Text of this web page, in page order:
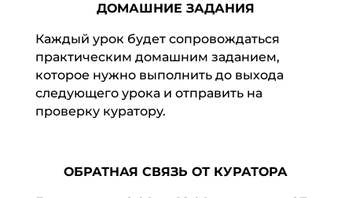
ДОМАШНИЕ ЗАДАНИЯ
Каждый урок будет сопровождаться
практическим домашним заданием,
которое нужно выполнить до выхода
следующего урока и отправить на
проверку куратору.
ОБРАТНАЯ СВЯЗЬ ОТ КУРАТОРА